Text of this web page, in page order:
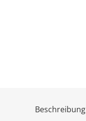
Beschreibung